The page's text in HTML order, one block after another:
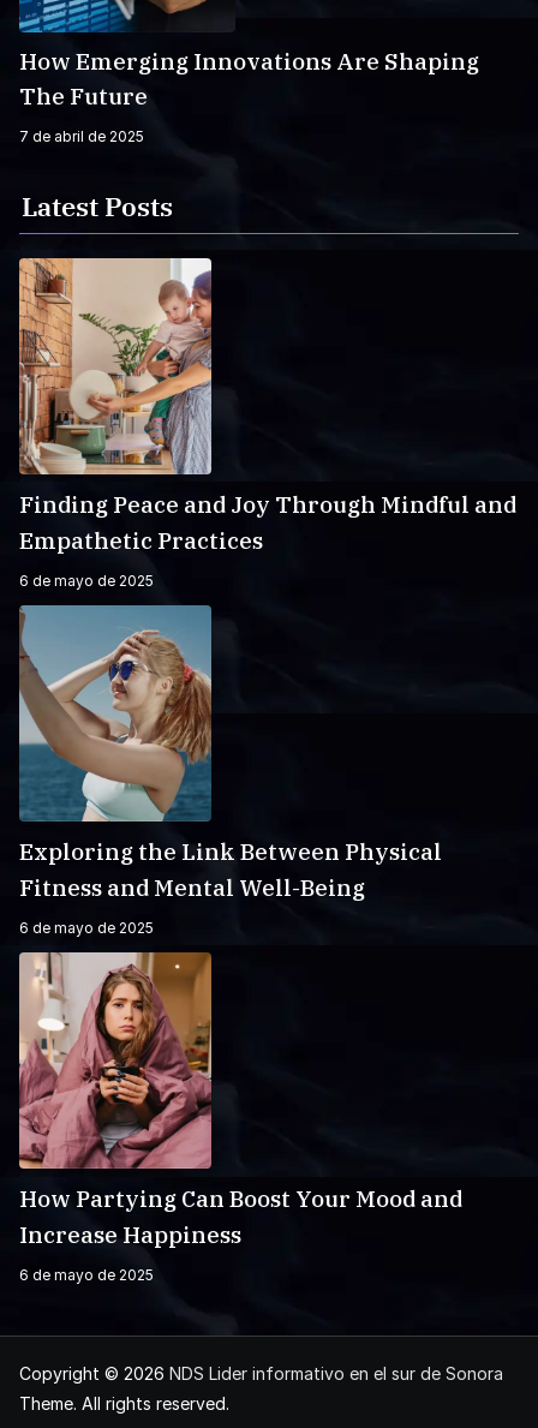
How Emerging Innovations Are Shaping
The Future
7 de abril de 2025
Latest Posts
Finding Peace and Joy Through Mindful and
Empathetic Practices
6 de mayo de 2025
Exploring the Link Between Physical
Fitness and Mental Well-Being
6 de mayo de 2025
How Partying Can Boost Your Mood and
Increase Happiness
6 de mayo de 2025
Copyright © 2026 NDS Lider informativo en el sur de Sonora
Theme. All rights reserved.